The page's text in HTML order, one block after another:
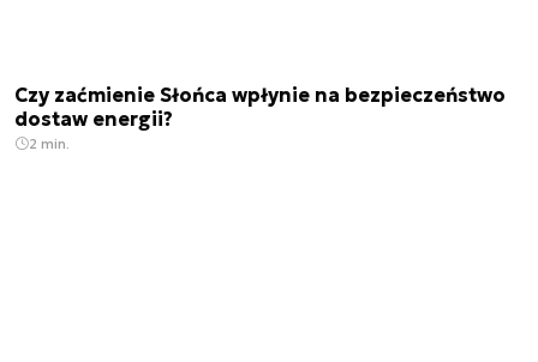
Czy zaćmienie Słońca wpłynie na bezpieczeństwo
dostaw energii?
2 min.